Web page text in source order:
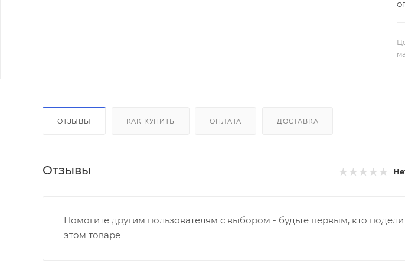
ОТЗЫВЫ КАК КУПИТЬ ОПЛАТА ДОСТАВКА
Отзывы
Помогите другим пользователям с выбором - будьте первым, кто
этом товаре